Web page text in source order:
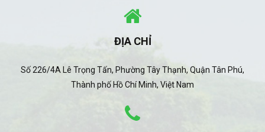
ĐỊA CHỈ
Số 226/4A Lê Trọng Tấn, Phường Tây Thạnh, Quận Tân Phú,
Thành phố Hồ Chí Minh, Việt Nam